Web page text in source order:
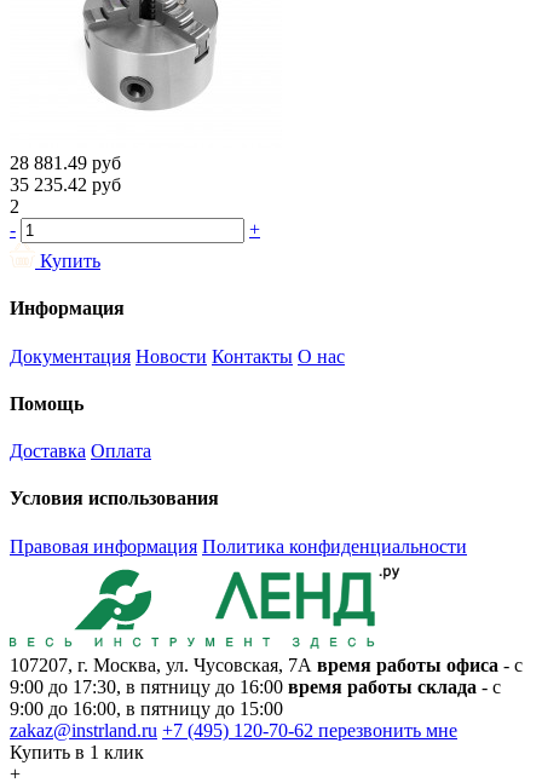
28 881.49 руб
35 235.42 руб
2
-
+
Купить
Информация
Документация Новости Контакты О нас
Помощь
Доставка Оплата
Условия использования
Правовая информация Политика конфиденциальности
107207, г. Москва, ул. Чусовская, 7А время работы офиса - с
9:00 до 17:30, в пятницу до 16:00 время работы склада - с
9:00 до 16:00, в пятницу до 15:00
zakaz@instrland.ru +7 (495) 120-70-62 перезвонить мне
Купить в 1 клик
+